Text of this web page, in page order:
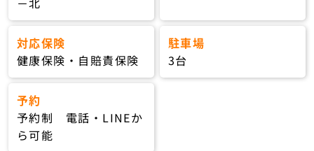
対応保険
健康保険・自賠責保険
駐車場
3台
予約
予約制 電話・LINEか
ら可能